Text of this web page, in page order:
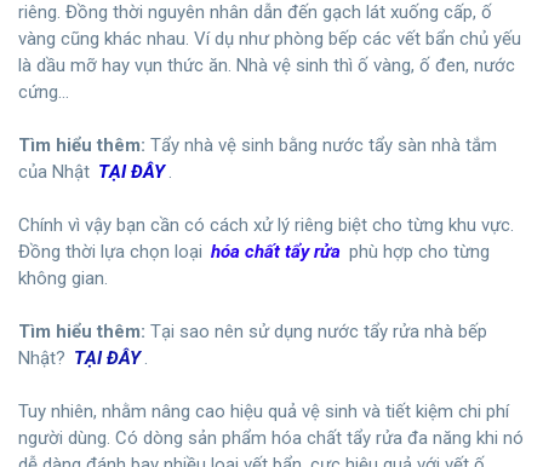
riêng. Đồng thời nguyên nhân dẫn đến gạch lát xuống cấp, ố
vàng cũng khác nhau. Ví dụ như phòng bếp các vết bẩn chủ yếu
là dầu mỡ hay vụn thức ăn. Nhà vệ sinh thì ố vàng, ố đen, nước
cứng…
Tìm hiểu thêm: Tẩy nhà vệ sinh bằng nước tẩy sàn nhà tắm
của Nhật TẠI ĐÂY .
Chính vì vậy bạn cần có cách xử lý riêng biệt cho từng khu vực.
Đồng thời lựa chọn loại hóa chất tẩy rửa phù hợp cho từng
không gian.
Tìm hiểu thêm: Tại sao nên sử dụng nước tẩy rửa nhà bếp
Nhật? TẠI ĐÂY .
Tuy nhiên, nhằm nâng cao hiệu quả vệ sinh và tiết kiệm chi phí
người dùng. Có dòng sản phẩm hóa chất tẩy rửa đa năng khi nó